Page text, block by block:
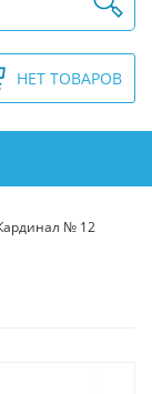
НЕТ ТОВАРОВ
№ 12